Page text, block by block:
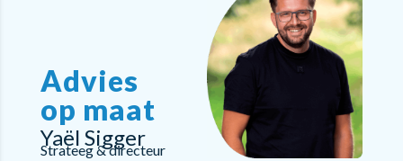
Advies
op maat
Yaël Sigger
Strateeg & directeur